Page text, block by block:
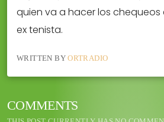
quien va a hacer los chequeos
ex tenista.
WRITTEN BYORTRADIO
COMMENTS